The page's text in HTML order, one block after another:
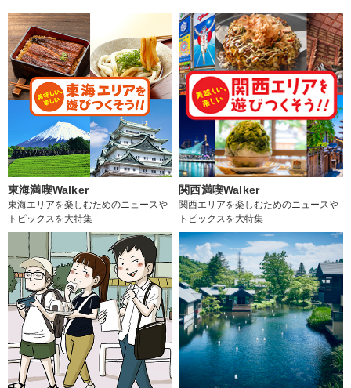
東海満喫Walker
東海エリアを楽しむためのニュースや
トピックスを大特集
関西満喫Walker
関西エリアを楽しむためのニュースや
トピックスを大特集